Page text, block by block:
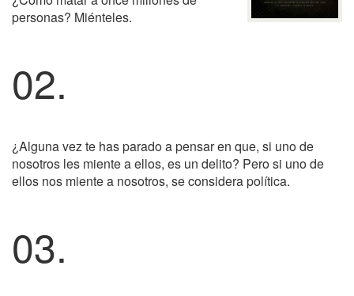
personas? Miénteles.
02.
¿Alguna vez te has parado a pensar en que, si uno de
nosotros les miente a ellos, es un delito? Pero si uno de
ellos nos miente a nosotros, se considera política.
03.